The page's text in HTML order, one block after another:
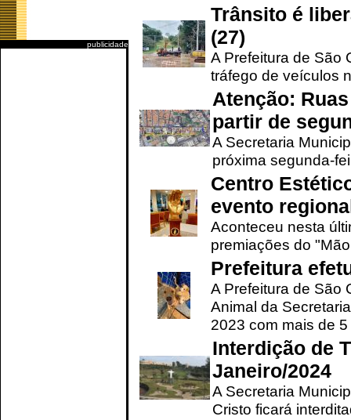
publicidade
Trânsito é
(27)
A Prefeitura de São
tráfego de veículos
Atenção:
partir de
A Secretaria
próxima segunda-
Centro
evento
Aconteceu nesta
premiações do
Prefeitura
A Prefeitura de São
Animal da
2023 com mais de 5
Interdição de
Janeiro/2024
A Secretaria
Cristo ficará